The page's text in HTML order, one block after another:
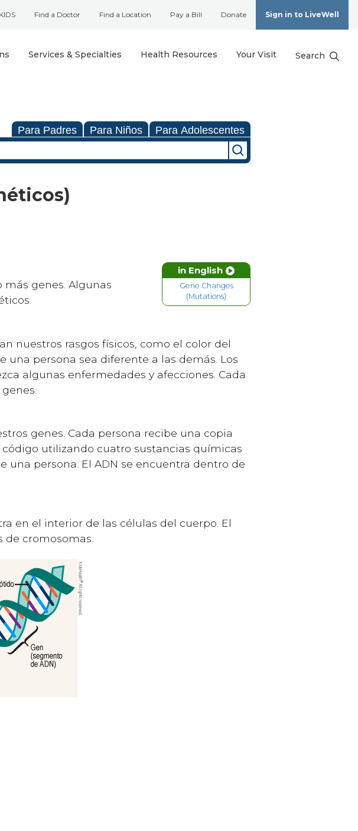
Find a Doctor Find a Location Pay a Bill Donate Sign in to LiveWell
Services & Specialties Health Resources Your Visit Search
Para Padres Para Niños Para Adolescentes
in English
Gene Changes
(Mutations)
genes. Algunas
nuestros rasgos físicos, como el color del
una persona sea diferente a las demás. Los
algunas enfermedades y afecciones. Cada
genes. Cada persona recibe una copia
utilizando cuatro sustancias químicas
persona. El ADN se encuentra dentro de
en el interior de las células del cuerpo. El
de cromosomas.